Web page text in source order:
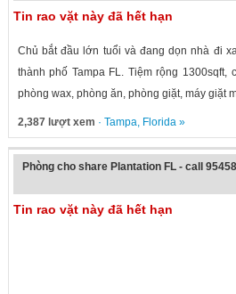
Tin rao vặt này đã hết hạn
Chủ bắt đầu lớn tuổi và đang dọn nhà đi
thành phố Tampa FL. Tiệm rộng 1300sqft,
phòng wax, phòng ăn, phòng giặt, máy giặt
2,387 lượt xem · Tampa, Florida»
Phòng cho share Plantation FL - call
Tin rao vặt này đã hết hạn